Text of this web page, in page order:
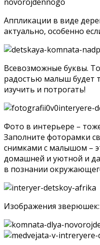
Аппликации в виде
актуально, особенно
Всевозможные буквы.
радостью малыш будет
изучить и потрогать!
Фото в интерьере –
Заполните фоторамки
снимками с малышом –
домашней и уютной и
в познании
Изображения